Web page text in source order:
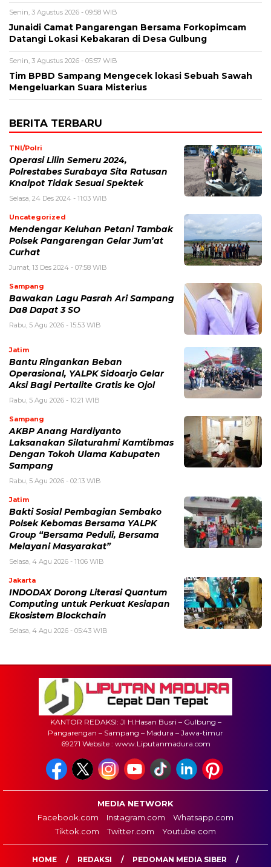
Senin, 3 Agustus 2026 - 09:58 WIB
Junaidi Camat Pangarengan Bersama Forkopimcam
Datangi Lokasi Kebakaran di Desa Gulbung
Senin, 3 Agustus 2026 - 05:57 WIB
Tim BPBD Sampang Mengecek lokasi Sebuah Sawah
Mengeluarkan Suara Misterius
BERITA TERBARU
TNI/Polri
Operasi Lilin Semeru 2024,
Polrestabes Surabaya Sita Ratusan
Knalpot Tidak Sesuai Spektek
Selasa, 24 Des 2024 - 11:03 WIB
Uncategorized
Mendengar Keluhan Petani Tambak
Polsek Pangarengan Gelar Jum’at
Curhat
Jumat, 13 Des 2024 - 07:58 WIB
Sampang
Bawakan Lagu Pasrah Ari Sampang
Da8 Dapat 3 SO
Rabu, 5 Agu 2026 - 15:53 WIB
Jatim
Bantu Ringankan Beban
Operasional, YALPK Sidoarjo Gelar
Aksi Bagi Pertalite Gratis ke Ojol
Rabu, 5 Agu 2026 - 10:21 WIB
Sampang
AKBP Anang Hardiyanto
Laksanakan Silaturahmi Kamtibmas
Dengan Tokoh Ulama Kabupaten
Sampang
Rabu, 5 Agu 2026 - 02:13 WIB
Jatim
Bakti Sosial Pembagian Sembako
Polsek Kebomas Bersama YALPK
Group “Bersama Peduli, Bersama
Melayani Masyarakat”
Selasa, 4 Agu 2026 - 11:06 WIB
Jakarta
INDODAX Dorong Literasi Quantum
Computing untuk Perkuat Kesiapan
Ekosistem Blockchain
Selasa, 4 Agu 2026 - 05:43 WIB
KANTOR REDAKSI: Jl H.Hasan Busri – Gulbung –
Pangarengan – Sampang – Madura – Jawa-timur
69271 Website : www.Liputanmadura.com
MEDIA NETWORK
Facebook.com
Instagram.com
Whatsapp.com
Tiktok.com
Twitter.com Youtube.com
HOME REDAKSI PEDOMAN MEDIA SIBER